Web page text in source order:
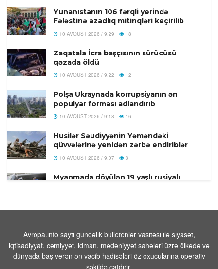
Yunanıstanın 106 fərqli yerində
Fələstinə azadlıq mitinqləri keçirilib
10 AVQUST 2026 / 9:29 18
Zaqatala İcra başçısının sürücüsü
qəzada öldü
10 AVQUST 2026 / 9:22 12
Polşa Ukraynada korrupsiyanın ən
populyar forması adlandırıb
10 AVQUST 2026 / 9:18 16
Husilər Səudiyyənin Yəməndəki
qüvvələrinə yenidən zərbə endiriblər
10 AVQUST 2026 / 9:07 3
Myanmada döyülən 19 yaşlı rusiyalı
Qısqanclıq, Rusiya 30 İl Sülhə Mane
Olub”
10 AVQUST 2026 / 8:46 76
Avropa.info saytı gündəlik bülletenlər vasitəsi ilə siyasət,
iqtisadiyyat, cəmiyyət, idman, mədəniyyət sahələri üzrə ölkədə və
dünyada baş verən ən vacib hadisələri öz oxucularına operativ
şəkildə çatdırır.